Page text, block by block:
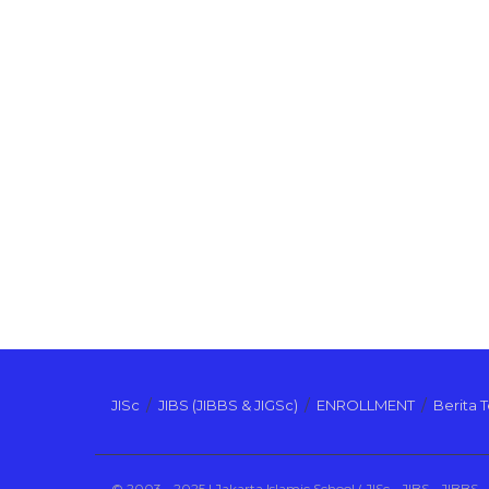
JISc JIBS (JIBBS & JIGSc) ENROLLMENT Berita